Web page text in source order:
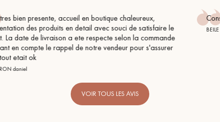
le
Conseil parfait, échanges fluides. Je recommande
BEILE FRANCK
VOIR TOUS LES AVIS